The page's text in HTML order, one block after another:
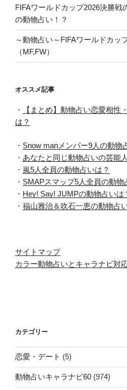
FIFAワールドカップ2026決勝戦
の動物占い！？
～動物占い～FIFAワールドカッ
（MF,FW）
オススメ記事
・
【まとめ】動物占い恋愛相性
は？
・ Snow manメンバー9人の動物
・ あなたと同じ動物占いの芸能
・ 嵐5人全員の動物占いは？
・ SMAPスマップ5人全員の動物
・ Hey! Say! JUMPの動物占いは
・ 福山雅治＆吹石一恵の動物占
サイトマップ
カラー動物占いとキャラナビ対
カテゴリー
恋愛・デート (5)
動物占いキャラナビ60 (974)